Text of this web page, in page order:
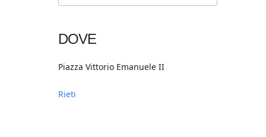
DOVE
Piazza Vittorio Emanuele II
Rieti